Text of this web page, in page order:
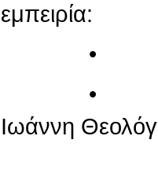
εμπειρία:
• Να
• Να
Ιωάννη